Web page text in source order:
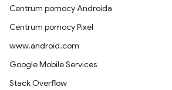
Centrum pomocy Androida
Centrum pomocy Pixel
www.android.com
Google Mobile Services
Stack Overflow